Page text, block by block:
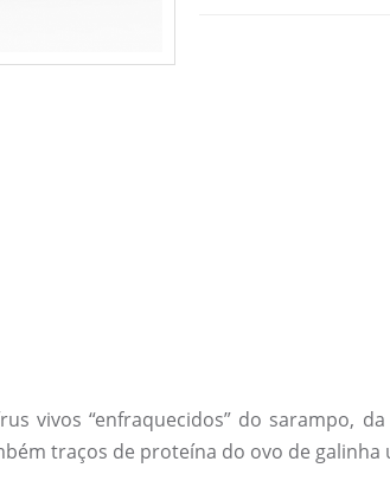
vivos “enfraquecidos” do sarampo,
traços de proteína do ovo de galinha